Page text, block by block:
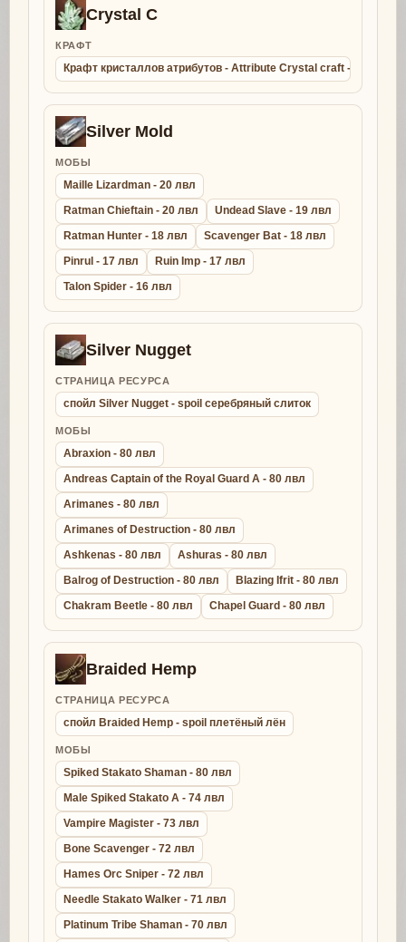
Crystal C
КРАФТ
Крафт кристаллов атрибутов - Attribute Crystal craft -
Silver Mold
МОБЫ
Maille Lizardman - 20 лвл
Ratman Chieftain - 20 лвл
Undead Slave - 19 лвл
Ratman Hunter - 18 лвл
Scavenger Bat - 18 лвл
Pinrul - 17 лвл
Ruin Imp - 17 лвл
Talon Spider - 16 лвл
Silver Nugget
СТРАНИЦА РЕСУРСА
спойл Silver Nugget - spoil серебряный слиток
МОБЫ
Abraxion - 80 лвл
Andreas Captain of the Royal Guard A - 80 лвл
Arimanes - 80 лвл
Arimanes of Destruction - 80 лвл
Ashkenas - 80 лвл
Ashuras - 80 лвл
Balrog of Destruction - 80 лвл
Blazing Ifrit - 80 лвл
Chakram Beetle - 80 лвл
Chapel Guard - 80 лвл
Braided Hemp
СТРАНИЦА РЕСУРСА
спойл Braided Hemp - spoil плетёный лён
МОБЫ
Spiked Stakato Shaman - 80 лвл
Male Spiked Stakato A - 74 лвл
Vampire Magister - 73 лвл
Bone Scavenger - 72 лвл
Hames Orc Sniper - 72 лвл
Needle Stakato Walker - 71 лвл
Platinum Tribe Shaman - 70 лвл